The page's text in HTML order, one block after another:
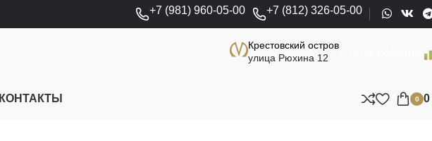
+7 (981) 960-05-00 +7 (812) 326-05-00
Крестовский остров
улица Рюхина 12
КОНТАКТЫ 0 0